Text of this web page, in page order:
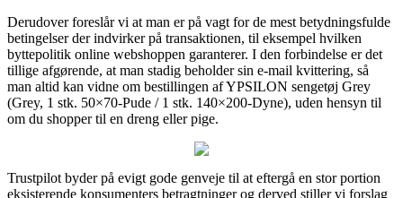
Derudover foreslår vi at man er på vagt for de mest betydningsfulde
betingelser der indvirker på transaktionen, til eksempel hvilken
byttepolitik online webshoppen garanterer. I den forbindelse er det
tillige afgørende, at man stadig beholder sin e-mail kvittering, så
man altid kan vidne om bestillingen af YPSILON sengetøj Grey
(Grey, 1 stk. 50×70-Pude / 1 stk. 140×200-Dyne), uden hensyn til
om du shopper til en dreng eller pige.
Trustpilot byder på evigt gode genveje til at eftergå en stor portion
eksisterende konsumenters betragtninger og derved stiller vi forslag